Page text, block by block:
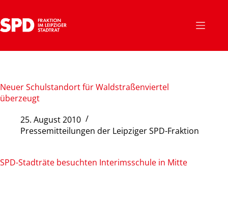
Inhalt
springen
Neuer Schulstandort für Waldstraßenviertel
überzeugt
25. August 2010
Pressemitteilungen der Leipziger SPD-Fraktion
SPD-Stadträte besuchten Interimsschule in Mitte